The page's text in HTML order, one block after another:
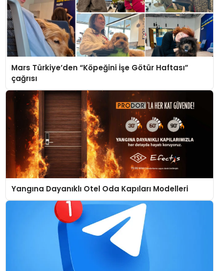
Mars Türkiye’den “Köpeğini İşe Götür Haftası”
çağrısı
Yangına Dayanıklı Otel Oda Kapıları Modelleri